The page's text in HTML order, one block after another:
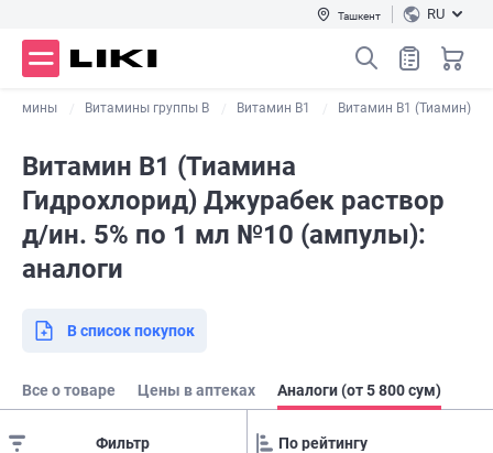
Ташкент RU
Витамины группы В Витамин B1 Витамин B1 (Тиамин)
Витамин В1 (Тиамина
Гидрохлорид) Джурабек раствор
д/ин. 5% по 1 мл №10 (ампулы):
аналоги
В список покупок
Все о товаре Цены в аптеках Аналоги (от 5 800 сум)
Фильтр